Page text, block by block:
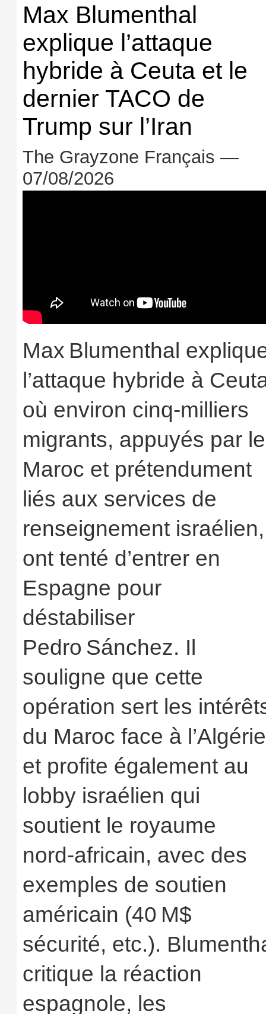
Max Blumenthal
explique l’attaque
hybride à Ceuta et le
dernier TACO de
Trump sur l’Iran
The Grayzone Français —
07/08/2026
Max Blumenthal
l’attaque hybride à
où environ cinq‑milliers
migrants, appuyés par le
Maroc et prétendument
liés aux services de
renseignement israélien,
ont tenté d’entrer en
Espagne pour
déstabiliser
Pedro Sánchez. Il
souligne que cette
opération sert les
du Maroc face à l’Algérie
et profite également au
lobby israélien qui
soutient le royaume
nord‑africain, avec des
exemples de soutien
américain (40 M$
sécurité, etc.).
critique la réaction
espagnole, les